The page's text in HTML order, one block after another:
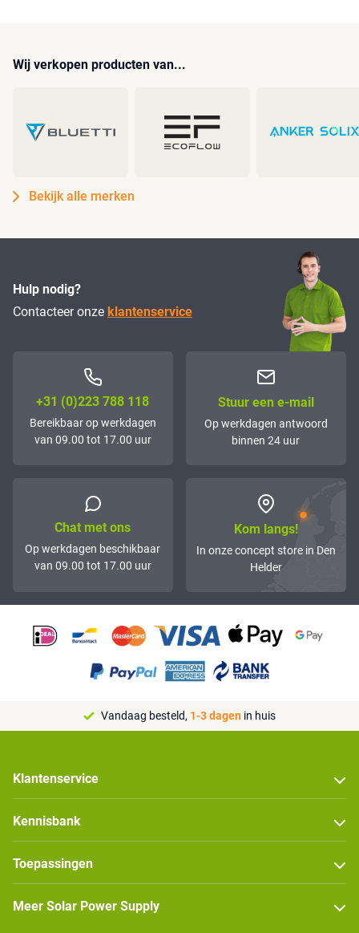
Wij verkopen producten van...
Bekijk alle merken
Hulp nodig?
Contacteer onze klantenservice
+31 (0)223 788 118
Bereikbaar op werkdagen
van 09.00 tot 17.00 uur
Stuur een e-mail
Op werkdagen antwoord
binnen 24 uur
Chat met ons
Op werkdagen beschikbaar
van 09.00 tot 17.00 uur
Kom langs!
In onze concept store in Den
Helder
Vandaag besteld, 1-3 dagen in huis
Klantenservice
Kennisbank
Toepassingen
Meer Solar Power Supply